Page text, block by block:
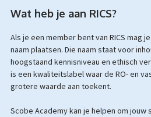
Wat heb je aan RICS?
Als je een member bent van RICS mag
naam plaatsen. Die naam staat voor
hoogstaand kennisniveau en ethisch
is een kwaliteitslabel waar de RO- en
grotere waarde aan toekent.
Scobe Academy kan je helpen om